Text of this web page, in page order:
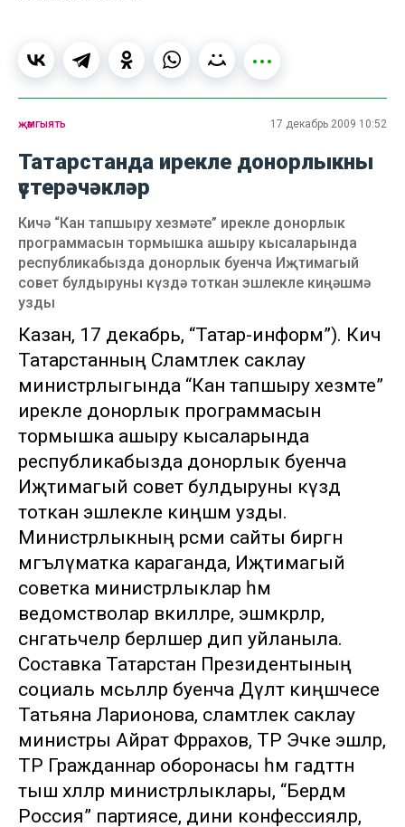
җәмгыять 17 декабрь 2009 10:52
Татарстанда ирекле донорлыкны
үстерәчәкләр
Кичә “Кан тапшыру хезмәте” ирекле донорлык
программасын тормышка ашыру кысаларында
республикабызда донорлык буенча Иҗтимагый
совет булдыруны күздә тоткан эшлекле киңәшмә
узды
Казан, 17 декабрь, “Татар-информ”). Кичә
Татарстанның Сәламәтлек саклау
министрлыгында “Кан тапшыру хезмәте”
ирекле донорлык программасын
тормышка ашыру кысаларында
республикабызда донорлык буенча
Иҗтимагый совет булдыруны күздә
тоткан эшлекле киңәшмә узды.
Министрлыкның рәсми сайты биргән
мәгълүматка караганда, Иҗтимагый
советка министрлыклар һәм
ведомстволар вәкилләре, эшмәкәрләр,
сәнәгатьчеләр берләшер дип уйланыла.
Составка Татарстан Президентының
социаль мәсьәләләр буенча Дәүләт киңәшчесе
Татьяна Ларионова, сәламәтлек саклау
министры Айрат Фәррахов, ТР Эчке эшләр,
ТР Гражданнар оборонасы һәм гадәттән
тыш хәлләр министрлыклары, “Бердәм
Россия” партиясе, дини конфессияләр,